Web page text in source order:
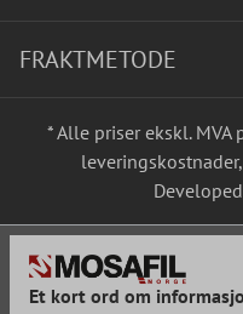
FRAKTMETODE
* Alle priser ekskl. MVA
Et kort ord om